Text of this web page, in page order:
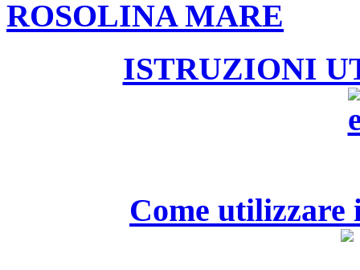
ROSOLINA MARE
ISTRUZIONI
Come utilizzare